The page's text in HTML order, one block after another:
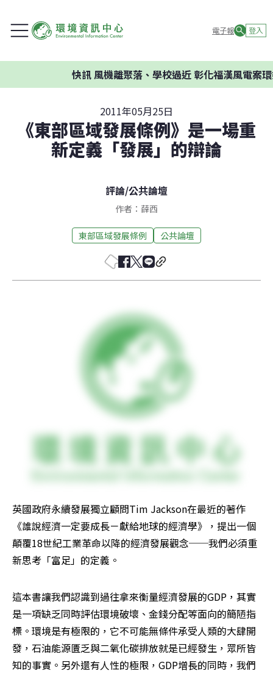
電子報 登入
快訊風機離聚落、學校過近 彰化福漢風電案環
2011年05月25日
《東部區域發展條例》是一場重
新定義「發展」的辯論
評論/公共論壇
作者：薛西
東部區域發展條例 公共論壇
英國政府永續發展獨立顧問Tim Jackson在最近的著作
《誰說經濟一定要成長－獻給地球的經濟學》，提出一個
顛覆18世紀工業革命以降的經濟發展觀念──我們必須重
新思考「富足」的定義。
這本書讓我們認識到過往拿來衡量經濟發展的GDP，其實
是一項缺乏同時評估環境破壞、金錢分配等面向的簡陋指
標。環境是有極限的，它不可能無條件承受人類的大肆開
發，石油能源匱乏與二氧化碳排放就是已經發生，眾所皆
知的事實。另外還有人性的極限，GDP增長的同時，我們